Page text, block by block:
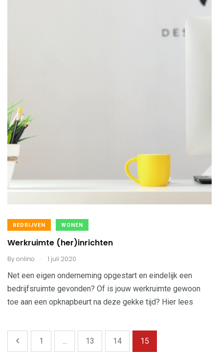
BEDRIJVEN WONEN
Werkruimte (her)inrichten
Byonlino . 1 juli 2020
Net een eigen onderneming opgestart en eindelijk een
bedrijfsruimte gevonden? Of is jouw werkruimte gewoon
toe aan een opknapbeurt na deze gekke tijd? Hier lees
1 13 14 15